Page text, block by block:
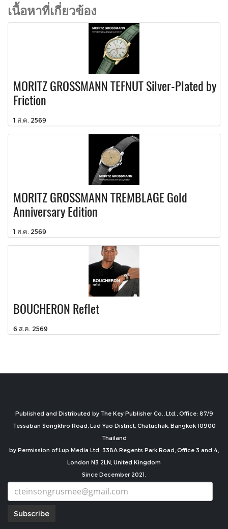
เนื้อหาที่เกี่ยวข้อง
MORITZ GROSSMANN TEFNUT Silver-Plated by
Friction
1 ส.ค. 2569
MORITZ GROSSMANN TREMBLAGE Gold
Anniversary Edition
1 ส.ค. 2569
BOUCHERON Reflet
6 ส.ค. 2569
Published and Distributed by The Key Publisher Co., Ltd., Office: 87/9
Tessaban Songkhro Road, Lad Yao District, Chatuchak, Bangkok 10900
Thailand
by Permission of Lup Media Ltd. 338A Regents Park Road, Office 3 and 4,
London N3 2LN, United Kingdom
Since December 2021.
Subscribe